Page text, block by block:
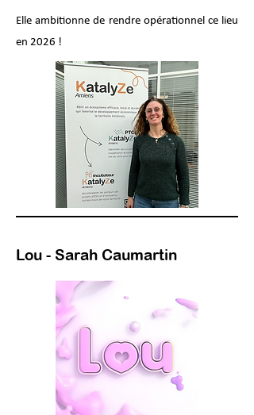
Elle ambitionne de rendre opérationnel ce lieu
en 2026 !
Lou - Sarah Caumartin